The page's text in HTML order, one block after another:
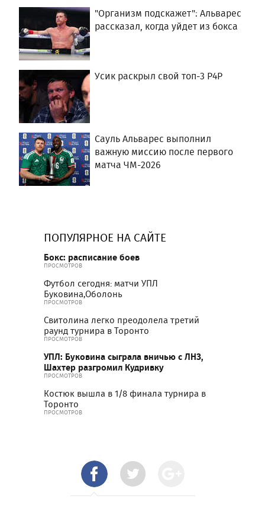
"Организм подскажет": Альварес
рассказал, когда уйдет из бокса
Усик раскрыл свой топ-3 P4P
Сауль Альварес выполнил
важную миссию после первого
матча ЧМ-2026
ПОПУЛЯРНОЕ НА САЙТЕ
Бокс: расписание боев
ПРОСМОТРОВ
Футбол сегодня: матчи УПЛ
Буковина,Оболонь
ПРОСМОТРОВ
Свитолина легко преодолела третий
раунд турнира в Торонто
ПРОСМОТРОВ
УПЛ: Буковина сыграла вничью с ЛНЗ,
Шахтер разгромил Кудривку
ПРОСМОТРОВ
Костюк вышла в 1/8 финала турнира в
Торонто
ПРОСМОТРОВ